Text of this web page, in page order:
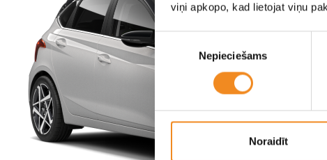
viņi apkopo, kad lietojat viņu
izvēle
Nepieciešams
Noraidīt